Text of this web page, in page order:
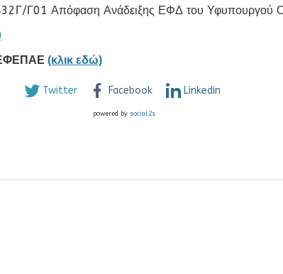
Απόφαση Ανάδειξης ΕΦΔ του Υφυπουργού
ΕΦΕΠΑΕ (κλικ εδώ)
Twitter Facebook Linkedin
powered by social2s